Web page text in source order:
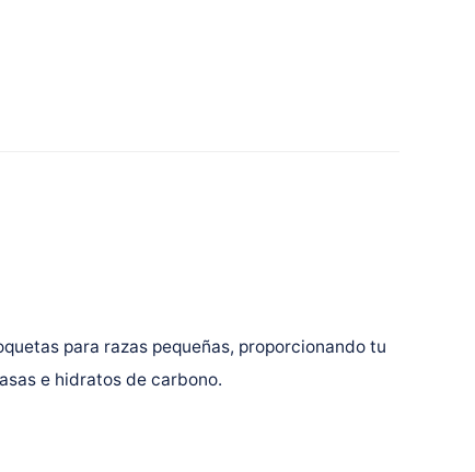
para razas pequeñas, proporcionando tu
e hidratos de carbono.